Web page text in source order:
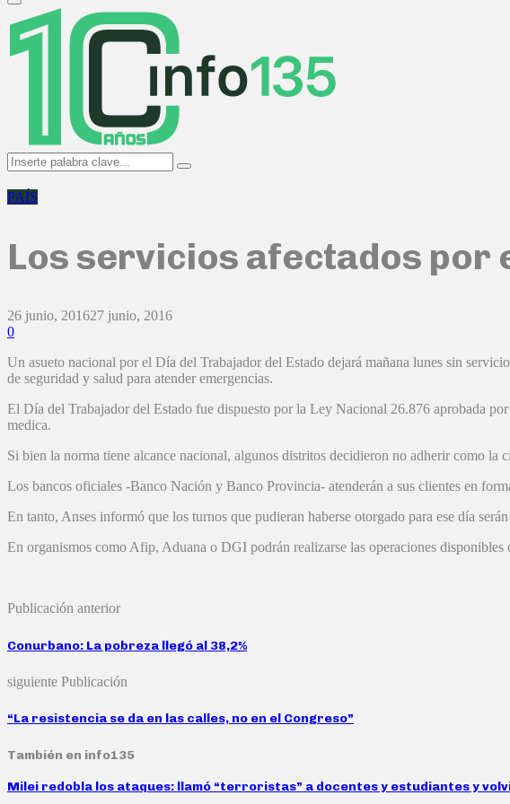
Primary
Menu
Search
for:
Search
PAÍS
Los servicios afectados por
26 junio, 201627 junio, 2016
0
Un asueto nacional por el Día del Trabajador del Estado dejará mañana lunes sin
de seguridad y salud para atender emergencias.
El Día del Trabajador del Estado fue dispuesto por la Ley Nacional 26.876 aprobada
medica.
Si bien la norma tiene alcance nacional, algunos distritos decidieron no adherir como
Los bancos oficiales -Banco Nación y Banco Provincia- atenderán a sus clientes en
En tanto, Anses informó que los turnos que pudieran haberse otorgado para ese día
En organismos como Afip, Aduana o DGI podrán realizarse las operaciones
Publicación anterior
Conurbano: La pobreza llegó al 38,2%
siguiente Publicación
“La resistencia se da en las calles, no en el Congreso”
También en info135
Milei redobla los ataques: llamó “terroristas” a docentes y estudiantes y